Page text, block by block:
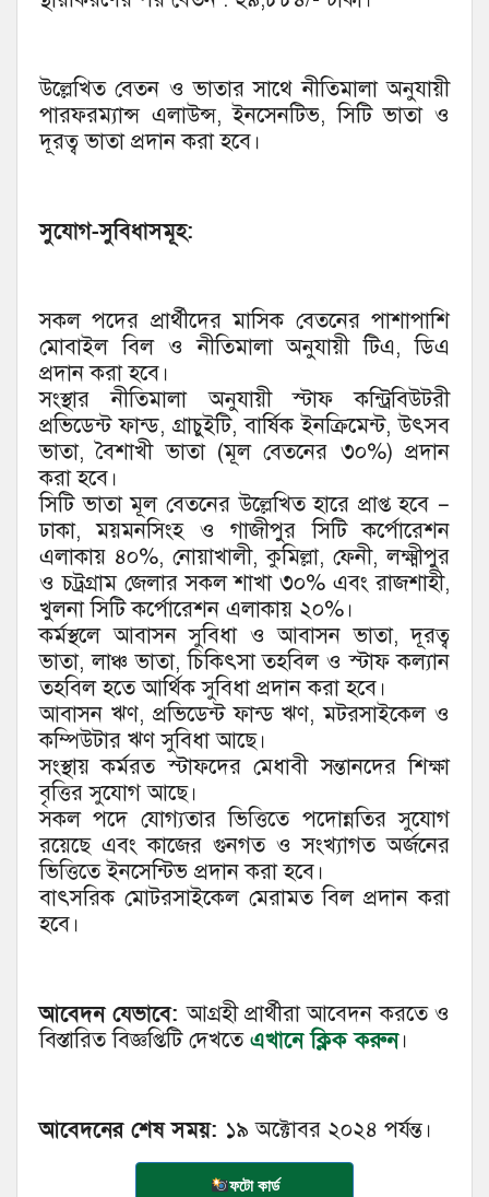
উল্লেখিত বেতন ও ভাতার সাথে নীতিমালা অনুযায়ী
পারফরম্যান্স এলাউন্স, ইনসেনটিভ, সিটি ভাতা ও
দূরত্ব ভাতা প্রদান করা হবে।
সুযোগ-সুবিধাসমূহ:
সকল পদের প্রার্থীদের মাসিক বেতনের পাশাপাশি
মোবাইল বিল ও নীতিমালা অনুযায়ী টিএ, ডিএ
প্রদান করা হবে।
সংস্থার নীতিমালা অনুযায়ী স্টাফ কন্ট্রিবিউটরী
প্রভিডেন্ট ফান্ড, গ্রাচুইটি, বার্ষিক ইনক্রিমেন্ট, উৎসব
ভাতা, বৈশাখী ভাতা (মূল বেতনের ৩০%) প্রদান
করা হবে।
সিটি ভাতা মূল বেতনের উল্লেখিত হারে প্রাপ্ত হবে –
ঢাকা, ময়মনসিংহ ও গাজীপুর সিটি কর্পোরেশন
এলাকায় ৪০%, নোয়াখালী, কুমিল্লা, ফেনী, লক্ষ্মীপুর
ও চট্রগ্রাম জেলার সকল শাখা ৩০% এবং রাজশাহী,
খুলনা সিটি কর্পোরেশন এলাকায় ২০%।
কর্মস্থলে আবাসন সুবিধা ও আবাসন ভাতা, দূরত্ব
ভাতা, লাঞ্চ ভাতা, চিকিৎসা তহবিল ও স্টাফ কল্যান
তহবিল হতে আর্থিক সুবিধা প্রদান করা হবে।
আবাসন ঋণ, প্রভিডেন্ট ফান্ড ঋণ, মটরসাইকেল ও
কম্পিউটার ঋণ সুবিধা আছে।
সংস্থায় কর্মরত স্টাফদের মেধাবী সন্তানদের শিক্ষা
বৃত্তির সুযোগ আছে।
সকল পদে যোগ্যতার ভিত্তিতে পদোন্নতির সুযোগ
রয়েছে এবং কাজের গুনগত ও সংখ্যাগত অর্জনের
ভিত্তিতে ইনসেন্টিভ প্রদান করা হবে।
বাৎসরিক মোটরসাইকেল মেরামত বিল প্রদান করা
হবে।
আবেদন যেভাবে:আগ্রহী প্রার্থীরা আবেদন করতে ও
বিস্তারিত বিজ্ঞপ্তিটি দেখতে এখানে ক্লিক করুন।
আবেদনের শেষ সময়: ১৯ অক্টোবর ২০২৪ পর্যন্ত।
ফটো কার্ড